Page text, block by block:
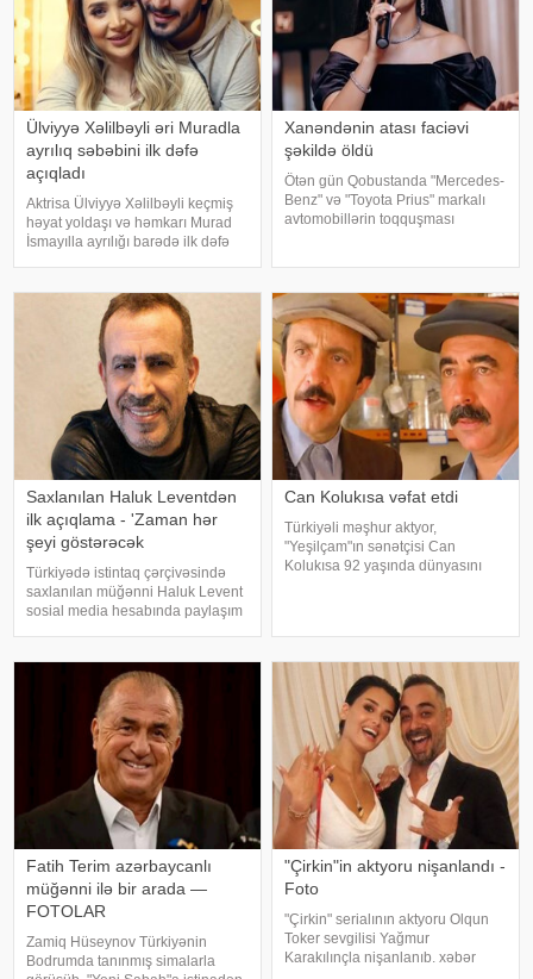
Ülviyyə Xəlilbəyli əri Muradla
ayrılıq səbəbini ilk dəfə
açıqladı
Aktrisa Ülviyyə Xəlilbəyli keçmiş
həyat yoldaşı və həmkarı Murad
İsmayılla ayrılığı barədə ilk dəfə
"YouTube" kanalında yayımlanan
müsahibəsində danışıb
Xanəndənin atası faciəvi
şəkildə öldü
Ötən gün Qobustanda "Mercedes-
Benz" və "Toyota Prius" markalı
avtomobillərin toqquşması
Zakir Ağayev xanənd
Saxlanılan Haluk Leventdən
ilk açıqlama - 'Zaman hər
şeyi göstərəcək
Türkiyədə istintaq çərçivəsində
saxlanılan müğənni Haluk Levent
sosial media hesabında paylaşım
mətbuatına istinadən xəbər verir
ki, Levent şəxsi həyatı ilə Ahba
Can Kolukısa vəfat etdi
Türkiyəli məşhur aktyor,
"Yeşilçam"ın sənətçisi Can
Kolukısa 92 yaşında dünyasını
Fatih Terim azərbaycanlı
müğənni ilə bir arada —
FOTOLAR
Zamiq Hüseynov Türkiyənin
Bodrumda tanınmış simalarla
"Çirkin"in aktyoru nişanlandı -
Foto
"Çirkin" serialının aktyoru Olqun
Toker sevgilisi Yağmur
Karakılınçla nişanlanıb. xəbər